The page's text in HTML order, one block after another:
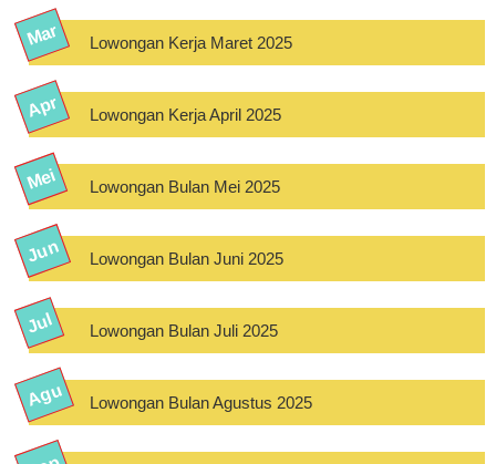
Lowongan Kerja Maret 2025
Lowongan Kerja April 2025
Lowongan Bulan Mei 2025
Lowongan Bulan Juni 2025
Lowongan Bulan Juli 2025
Lowongan Bulan Agustus 2025